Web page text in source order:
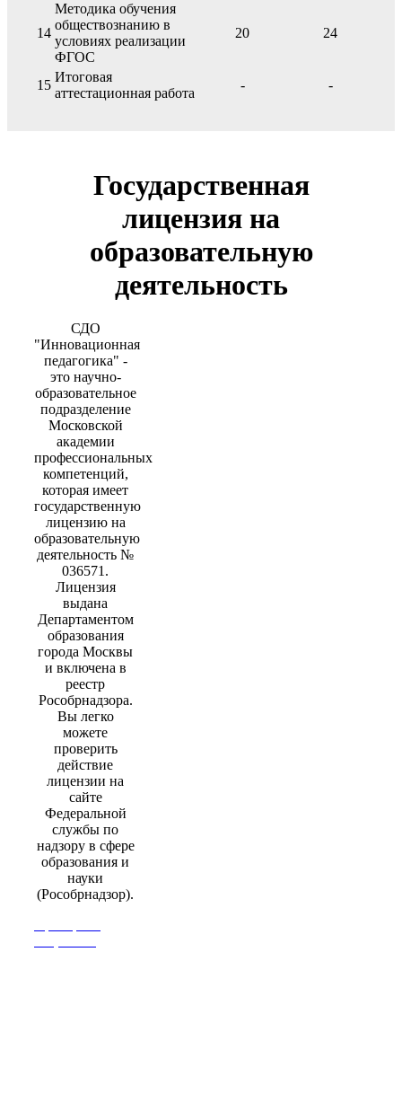
14
Методика обучения
обществознанию в
условиях реализации
ФГОС
20 24
15
Итоговая
аттестационная работа
- -
Государственная
лицензия на
образовательную
деятельность
СДО
"Инновационная
педагогика" -
это научно-
образовательное
подразделение
Московской
академии
профессиональных
компетенций,
которая имеет
государственную
лицензию на
образовательную
деятельность №
036571.
Лицензия
выдана
Департаментом
образования
города Москвы
и включена в
реестр
Рособрнадзора.
Вы легко
можете
проверить
действие
лицензии на
сайте
Федеральной
службы по
надзору в сфере
образования и
науки
(Рособрнадзор).